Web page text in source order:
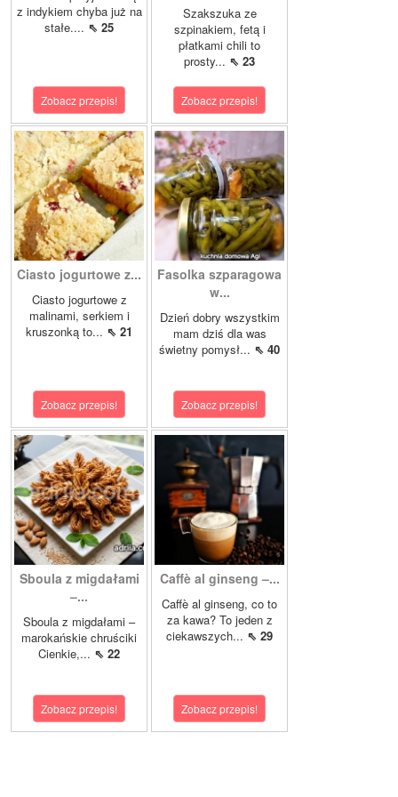
z indykiem chyba już na
stałe.... ⇖ 25
Zobacz przepis!
Szakszuka ze
szpinakiem, fetą i
płatkami chili to
prosty... ⇖ 23
Zobacz przepis!
Ciasto jogurtowe z...
Ciasto jogurtowe z
malinami, serkiem i
kruszonką to... ⇖ 21
Zobacz przepis!
Fasolka szparagowa
w...
Dzień dobry wszystkim
mam dziś dla was
świetny pomysł... ⇖ 40
Zobacz przepis!
Sboula z migdałami
–...
Sboula z migdałami –
marokańskie chruściki
Cienkie,... ⇖ 22
Zobacz przepis!
Caffè al ginseng –...
Caffè al ginseng, co to
za kawa? To jeden z
ciekawszych... ⇖ 29
Zobacz przepis!